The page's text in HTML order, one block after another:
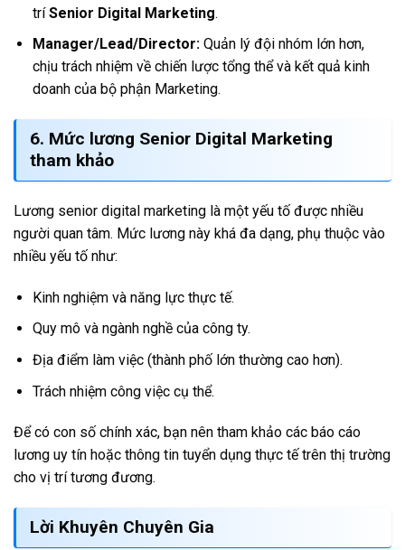
tríSenior Digital Marketing.
Manager/Lead/Director:Quản lý đội nhóm lớn hơn,
chịu trách nhiệm về chiến lược tổng thể và kết quả kinh
doanh của bộ phận Marketing.
6. Mức lương Senior Digital Marketing
tham khảo
Lương senior digital marketing là một yếu tố được nhiều
người quan tâm. Mức lương này khá đa dạng, phụ thuộc vào
nhiều yếu tố như:
Kinh nghiệm và năng lực thực tế.
Quy mô và ngành nghề của công ty.
Địa điểm làm việc (thành phố lớn thường cao hơn).
Trách nhiệm công việc cụ thể.
Để có con số chính xác, bạn nên tham khảo các báo cáo
lương uy tín hoặc thông tin tuyển dụng thực tế trên thị trường
cho vị trí tương đương.
Lời Khuyên Chuyên Gia